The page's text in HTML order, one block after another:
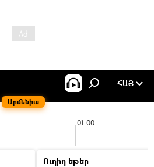
Արմենիա
ՀԱՅ
01:00
Ուղիղ եթեր